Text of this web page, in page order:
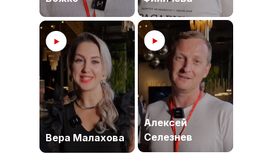
Вера Малахова
Алексей
Селезнев